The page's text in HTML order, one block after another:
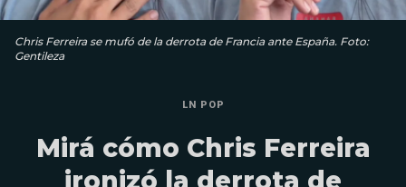
Chris Ferreira se mufó de la derrota de Francia ante España. Foto:
Gentileza
LN POP
Mirá cómo Chris Ferreira
ironizó la derrota de